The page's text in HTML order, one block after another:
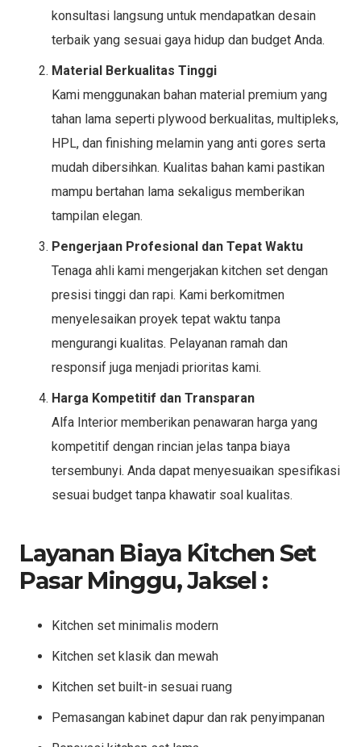
konsultasi langsung untuk mendapatkan desain
terbaik yang sesuai gaya hidup dan budget Anda.
Material Berkualitas Tinggi
Kami menggunakan bahan material premium yang
tahan lama seperti plywood berkualitas, multipleks,
HPL, dan finishing melamin yang anti gores serta
mudah dibersihkan. Kualitas bahan kami pastikan
mampu bertahan lama sekaligus memberikan
tampilan elegan.
Pengerjaan Profesional dan Tepat Waktu
Tenaga ahli kami mengerjakan kitchen set dengan
presisi tinggi dan rapi. Kami berkomitmen
menyelesaikan proyek tepat waktu tanpa
mengurangi kualitas. Pelayanan ramah dan
responsif juga menjadi prioritas kami.
Harga Kompetitif dan Transparan
Alfa Interior memberikan penawaran harga yang
kompetitif dengan rincian jelas tanpa biaya
tersembunyi. Anda dapat menyesuaikan spesifikasi
sesuai budget tanpa khawatir soal kualitas.
Layanan Biaya Kitchen Set
Pasar Minggu, Jaksel :
Kitchen set minimalis modern
Kitchen set klasik dan mewah
Kitchen set built-in sesuai ruang
Pemasangan kabinet dapur dan rak penyimpanan